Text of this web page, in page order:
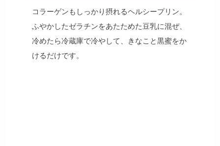
コラーゲンもしっかり摂れるヘルシープリン。
ふやかしたゼラチンをあたためた豆乳に混ぜ、
冷めたら冷蔵庫で冷やして、きなこと黒蜜をか
けるだけです。